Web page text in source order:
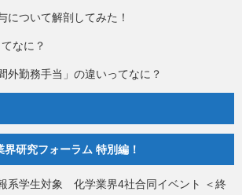
について解剖してみた！
なに？
外勤務手当」の違いってなに？
界研究フォーラム 特別編！
系学生対象 化学業界4社合同イベント ＜終